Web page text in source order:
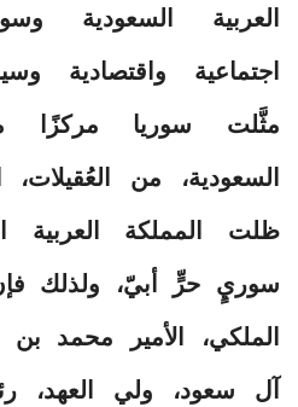
العربية السعودية
اجتماعية واقتصادية
مثَّلت سوريا مركزًا
السعودية، من العُقيلات،
ظلت المملكة العربية
سوريٍ حرٍّ أبيّ، ولذلك
الملكي، الأمير محمد
آل سعود، ولي العهد،